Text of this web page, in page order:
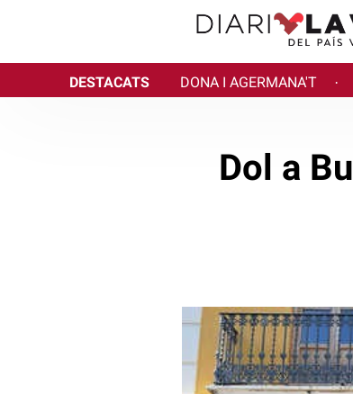
DESTACATS DONA I AGERMANA'T ·
Dol a